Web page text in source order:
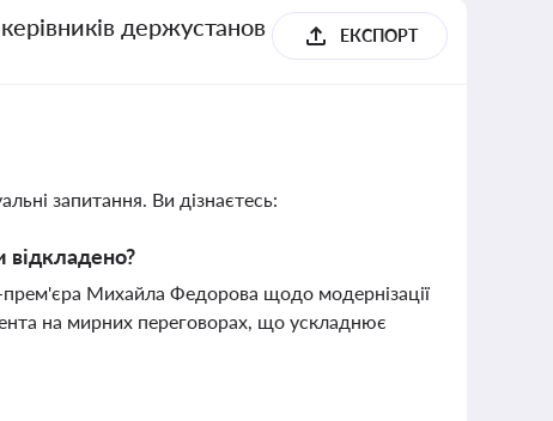
держустанов
ЕКСПОРТ
запитання. Ви дізнаєтесь:
відкладено?
прем'єра Михайла Федорова щодо модернізації
на мирних переговорах, що ускладнює